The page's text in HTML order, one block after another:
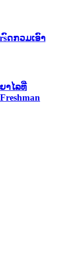
ດກວມເອົາ
າໄລທີ່